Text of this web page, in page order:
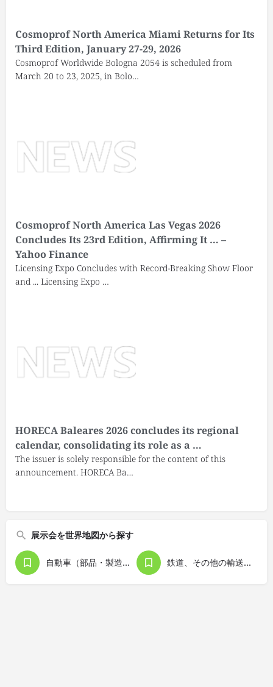
Cosmoprof North America Miami Returns for Its
Third Edition, January 27-29, 2026
Cosmoprof Worldwide Bologna 2054 is scheduled from
March 20 to 23, 2025, in Bolo…
Cosmoprof North America Las Vegas 2026
Concludes Its 23rd Edition, Affirming It … –
Yahoo Finance
Licensing Expo Concludes with Record-Breaking Show Floor
and ... Licensing Expo …
HORECA Baleares 2026 concludes its regional
calendar, consolidating its role as a …
The issuer is solely responsible for the content of this
announcement. HORECA Ba…
展示会を世界地図から探す
自動車（部品・製造関連機器含む） 鉄道、その他の輸送用機器、交通